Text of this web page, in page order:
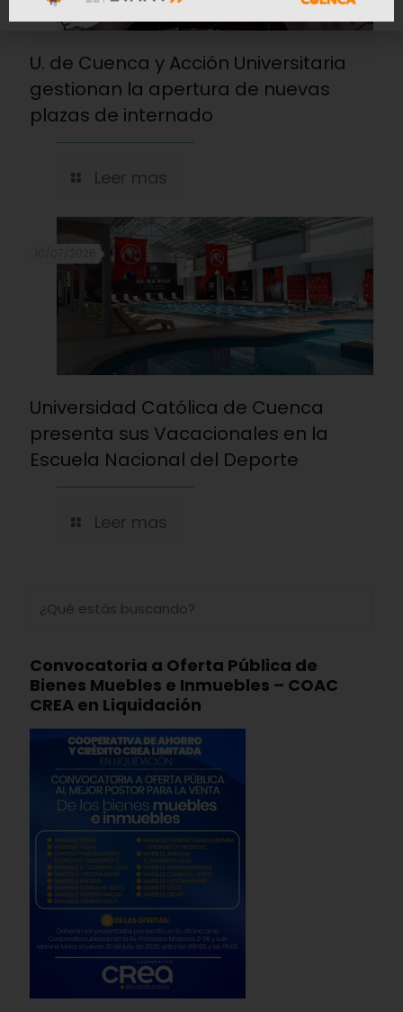
U. de Cuenca y Acción Universitaria
gestionan la apertura de nuevas
plazas de internado
Leer mas
Universidad Católica de Cuenca
presenta sus Vacacionales en la
Escuela Nacional del Deporte
Leer mas
Convocatoria a Oferta Pública de
Bienes Muebles e Inmuebles – COAC
CREA en Liquidación